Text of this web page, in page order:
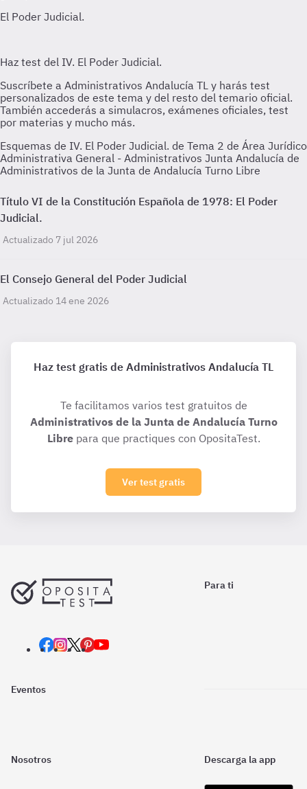
Esquemas de IV. El Poder Judicial. de Tema 2 de Área Jurídico
Administrativa General - Administrativos Junta Andalucía de
Administrativos de la Junta de Andalucía Turno Libre
Título VI de la Constitución Española de 1978: El Poder
Judicial.
Actualizado 7 jul 2026
El Consejo General del Poder Judicial
Actualizado 14 ene 2026
Haz test gratis de Administrativos Andalucía TL
Te facilitamos varios test gratuitos de
Administrativos de la Junta de Andalucía Turno
Librepara que practiques con OpositaTest.
Ver test gratis
Para ti
Eventos
Nosotros Descarga la app